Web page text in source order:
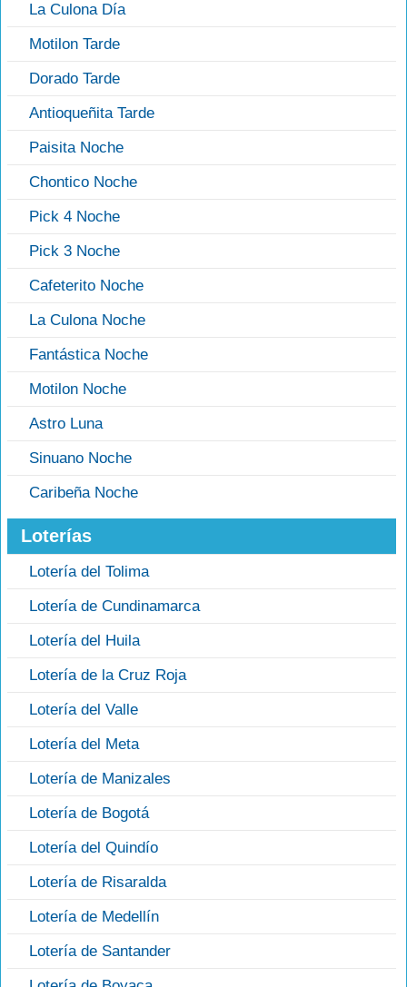
La Culona Día
Motilon Tarde
Dorado Tarde
Antioqueñita Tarde
Paisita Noche
Chontico Noche
Pick 4 Noche
Pick 3 Noche
Cafeterito Noche
La Culona Noche
Fantástica Noche
Motilon Noche
Astro Luna
Sinuano Noche
Caribeña Noche
Loterías
Lotería del Tolima
Lotería de Cundinamarca
Lotería del Huila
Lotería de la Cruz Roja
Lotería del Valle
Lotería del Meta
Lotería de Manizales
Lotería de Bogotá
Lotería del Quindío
Lotería de Risaralda
Lotería de Medellín
Lotería de Santander